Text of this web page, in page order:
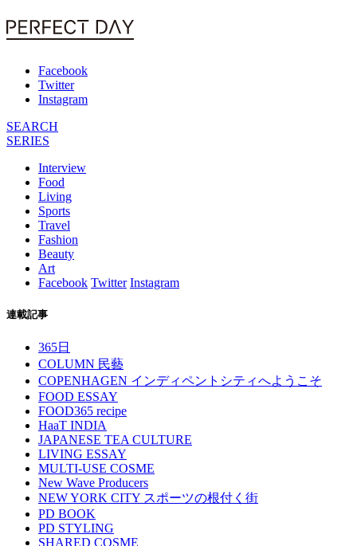
Facebook
Twitter
Instagram
SEARCH
SERIES
Interview
Food
Living
Sports
Travel
Fashion
Beauty
Art
Facebook Twitter Instagram
連載記事
365日
COLUMN 民藝
COPENHAGEN インディペントシティへようこそ
FOOD ESSAY
FOOD365 recipe
HaaT INDIA
JAPANESE TEA CULTURE
LIVING ESSAY
MULTI-USE COSME
New Wave Producers
NEW YORK CITY スポーツの根付く街
PD BOOK
PD STYLING
SHARED COSME